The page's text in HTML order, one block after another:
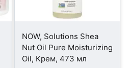
NOW, Solutions Shea
Nut Oil Pure Moisturizing
Oil, Крем, 473 мл